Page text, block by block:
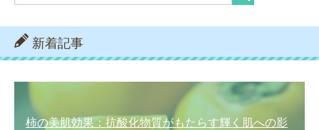
新着記事
柿の美肌効果：抗酸化物質がもたらす輝く肌への影